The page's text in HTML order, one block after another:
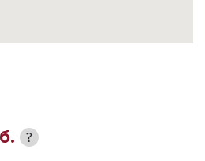
?